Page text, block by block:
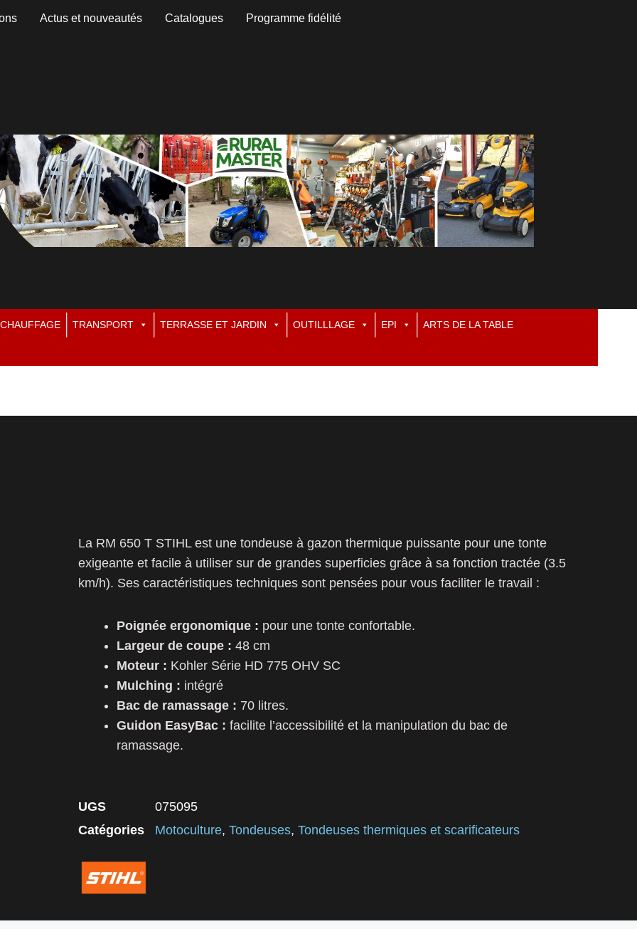
Actus et nouveautés Catalogues Programme fidélité
CHAUFFAGE TRANSPORT TERRASSE ET JARDIN OUTILLLAGE EPI ARTS DE LA TABLE
La RM 650 T STIHL est une tondeuse à gazon thermique puissante pour une tonte
exigeante et facile à utiliser sur de grandes superficies grâce à sa fonction tractée (3.5
km/h). Ses caractéristiques techniques sont pensées pour vous faciliter le travail :
Poignée ergonomique : pour une tonte confortable.
Largeur de coupe : 48 cm
Moteur : Kohler Série HD 775 OHV SC
Mulching : intégré
Bac de ramassage : 70 litres.
Guidon EasyBac : facilite l’accessibilité et la manipulation du bac de
ramassage.
UGS
075095
Catégories
Motoculture, Tondeuses, Tondeuses thermiques et scarificateurs